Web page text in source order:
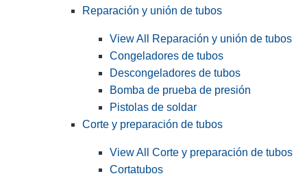
Reparación y unión de tubos
View All Reparación y unión de tubos
Congeladores de tubos
Descongeladores de tubos
Bomba de prueba de presión
Pistolas de soldar
Corte y preparación de tubos
View All Corte y preparación de tubos
Cortatubos